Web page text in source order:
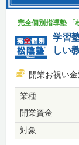
完全個別指導塾 「
学習
しい
開業お祝い
業種
開業資金
対象